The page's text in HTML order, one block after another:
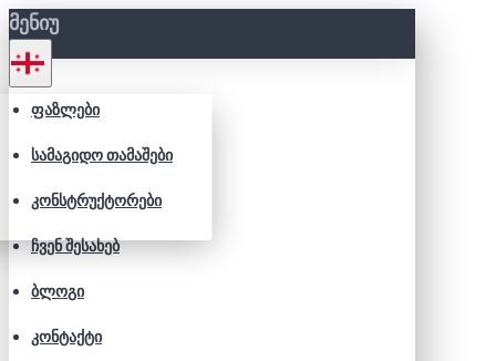
ᲛᲔᲜᲘᲣ
ᲤᲐᲖᲚᲔᲑᲘ
ᲡᲐᲛᲐᲒᲘᲓᲝ ᲗᲐᲛᲐᲨᲔᲑᲘ
ᲙᲝᲜᲡᲢᲠᲣᲥᲢᲝᲠᲔᲑᲘ
ᲩᲕᲔᲜ ᲨᲔᲡᲐᲮᲔᲑ
ᲑᲚᲝᲒᲘ
ᲙᲝᲜᲢᲐᲥᲢᲘ